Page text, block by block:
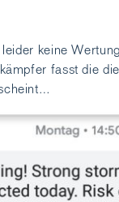
keine
fasst die